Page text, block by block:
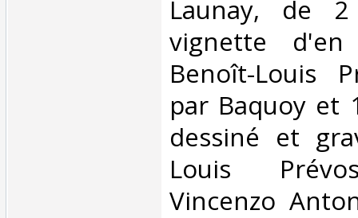
Launay, de
vignette
Benoît-Louis
par Baquoy et
dessiné et
Louis
Vincenzo